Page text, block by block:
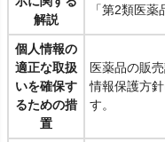
解説
「第2類医
個人情報の
適正な取扱
いを確保す
るための措
置
医薬品の販
情報保護方
す。